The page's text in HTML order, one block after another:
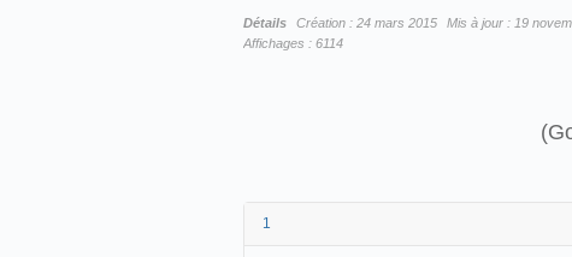
Détails Création : 24 mars 2015 Mis à jour : 19
Affichages : 6114
1